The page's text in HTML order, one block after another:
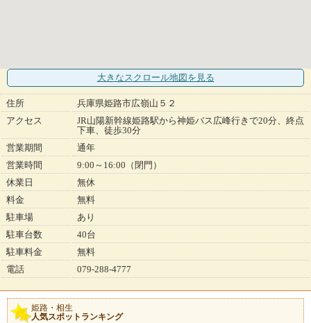
大きなスクロール地図 を見る
住所
兵庫県姫路市広嶺山５２
アクセス
JR山陽新幹線姫路駅から神姫バス広峰行きで20分、終点
下車、徒歩30分
営業期間
通年
営業時間
9:00～16:00（閉門）
休業日
無休
料金
無料
駐車場
あり
駐車台数
40台
駐車料金
無料
電話
079-288-4777
姫路・相生
人気スポットランキング